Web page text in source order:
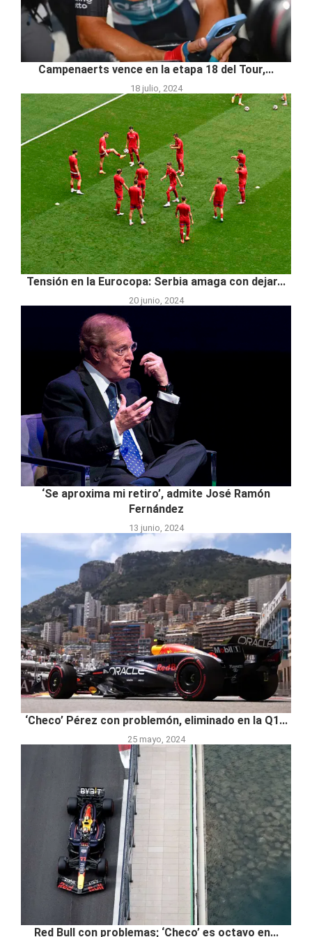
Campenaerts vence en la etapa 18 del Tour,...
18 julio, 2024
Tensión en la Eurocopa: Serbia amaga con dejar...
20 junio, 2024
‘Se aproxima mi retiro’, admite José Ramón
Fernández
13 junio, 2024
‘Checo’ Pérez con problemón, eliminado en la Q1...
25 mayo, 2024
Red Bull con problemas; ‘Checo’ es octavo en...